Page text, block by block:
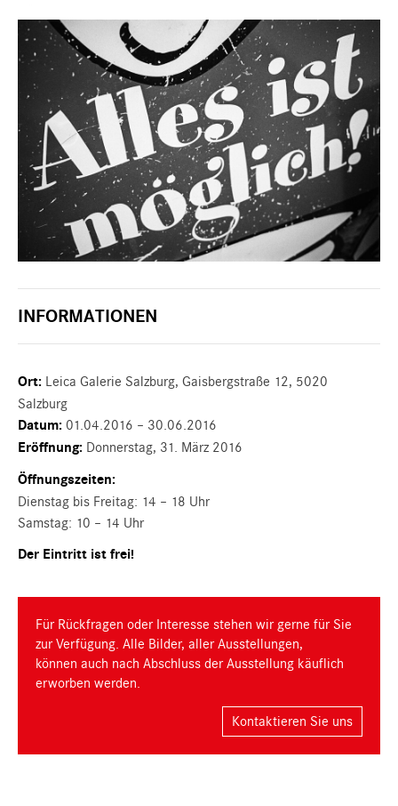
INFORMATIONEN
Ort: Leica Galerie Salzburg, Gaisbergstraße 12, 5020
Salzburg
Datum: 01.04.2016 – 30.06.2016
Eröffnung: Donnerstag, 31. März 2016
Öffnungszeiten:
Dienstag bis Freitag: 14 – 18 Uhr
Samstag: 10 – 14 Uhr
Der Eintritt ist frei!
Für Rückfragen oder Interesse stehen wir gerne für Sie
zur Verfügung. Alle Bilder, aller Ausstellungen,
können auch nach Abschluss der Ausstellung käuflich
erworben werden.
Kontaktieren Sie uns